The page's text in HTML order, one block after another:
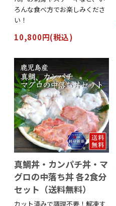
ろんな食べ方でお楽しみくださ
い！
10,800円(税込)
真鯛丼・カンパチ丼・マ
グロの中落ち丼 各2食分
セット（送料無料）
カット済みで調理不要！解凍す